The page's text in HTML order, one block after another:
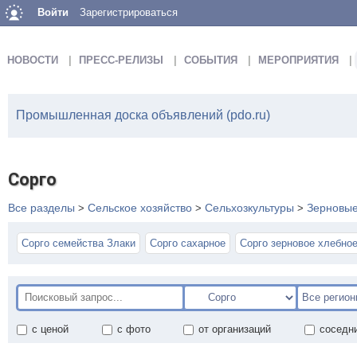
Войти Зарегистрироваться
НОВОСТИ ПРЕСС-РЕЛИЗЫ СОБЫТИЯ МЕРОПРИЯТИЯ
Промышленная доска объявлений (pdo.ru)
Сорго
Все разделы > Сельское хозяйство > Сельхозкультуры >
Сорго семейства Злаки Сорго сахарное Сорго зерновое хлебное
с ценой с фото от организаций